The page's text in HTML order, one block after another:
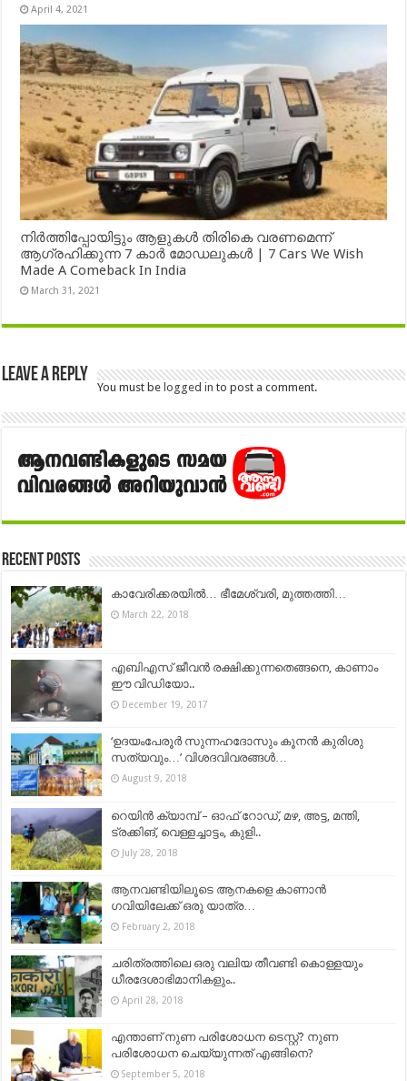
April 4, 2021
നിർത്തിപ്പോയിട്ടും ആളുകൾ തിരികെ വരണമെന്ന്
ആഗ്രഹിക്കുന്ന 7 കാർ മോഡലുകൾ | 7 Cars We Wish
Made A Comeback In India
March 31, 2021
Leave a Reply
You must be logged in to post a comment.
Recent Posts
കാവേരിക്കരയിൽ… ഭീമേശ്വരി, മുത്തത്തി…
March 22, 2018
എബിഎസ് ജീവൻ രക്ഷിക്കുന്നതെങ്ങനെ, കാണാം
ഈ വിഡിയോ..
December 19, 2017
‘ഉദയംപേരൂർ സുന്നഹദോസും കൂനൻ കുരിശു
സത്യവും…’ വിശദവിവരങ്ങൾ…
August 9, 2018
റെയിൻ ക്യാമ്പ് – ഓഫ് റോഡ്, മഴ, അട്ട, മന്തി,
ട്രക്കിങ്, വെള്ളച്ചാട്ടം, കുളി..
July 28, 2018
ആനവണ്ടിയിലൂടെ ആനകളെ കാണാൻ
ഗവിയിലേക്ക്​ ഒരു യാത്ര…
February 2, 2018
ചരിത്രത്തിലെ ഒരു വലിയ തീവണ്ടി കൊള്ളയും
ധീരദേശാഭിമാനികളും..
April 28, 2018
എന്താണ് നുണ പരിശോധന ടെസ്റ്റ്? നുണ
പരിശോധന ചെയ്യുന്നത് എങ്ങിനെ?
September 5, 2018